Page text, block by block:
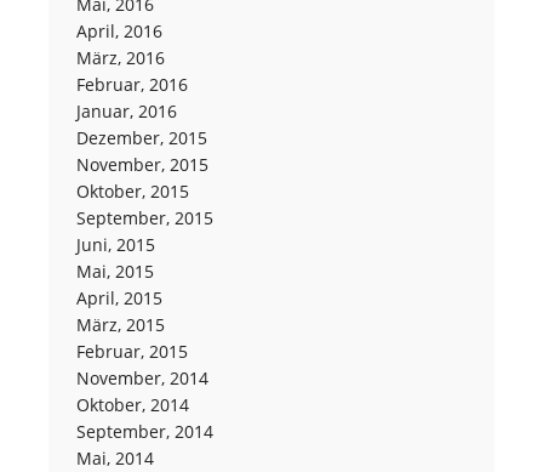
April, 2016
März, 2016
Februar, 2016
Januar, 2016
Dezember, 2015
November, 2015
Oktober, 2015
September, 2015
Juni, 2015
Mai, 2015
April, 2015
März, 2015
Februar, 2015
November, 2014
Oktober, 2014
September, 2014
Mai, 2014